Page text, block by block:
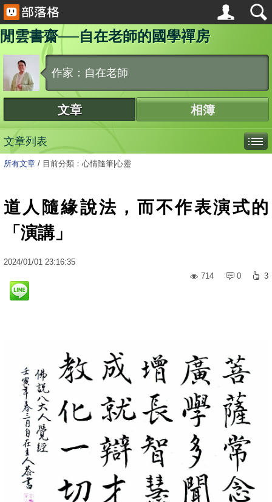
閒雲書齋──自在老師的國學禪房
作家：自在老師
文章 相簿
文章列表
所有文章 / 目前分類：心情隨筆|心靈
道人隨緣說法，而不作表演式的
「演講」
2024/01/01 23:16:35
714
0 3